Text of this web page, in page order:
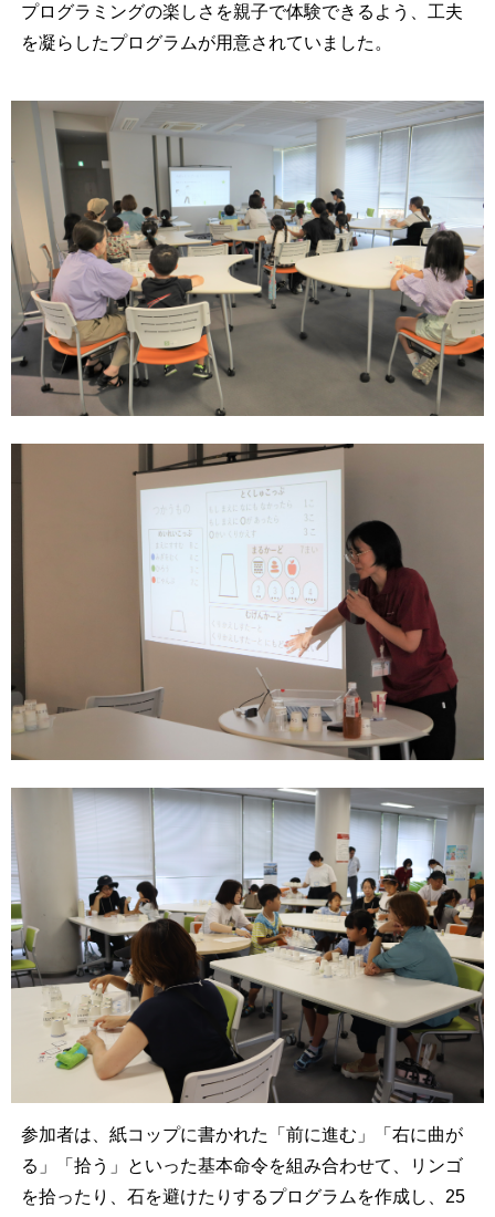
プログラミングの楽しさを親子で体験できるよう、工夫
を凝らしたプログラムが用意されていました。
参加者は、紙コップに書かれた「前に進む」「右に曲が
る」「拾う」といった基本命令を組み合わせて、リンゴ
を拾ったり、石を避けたりするプログラムを作成し、25